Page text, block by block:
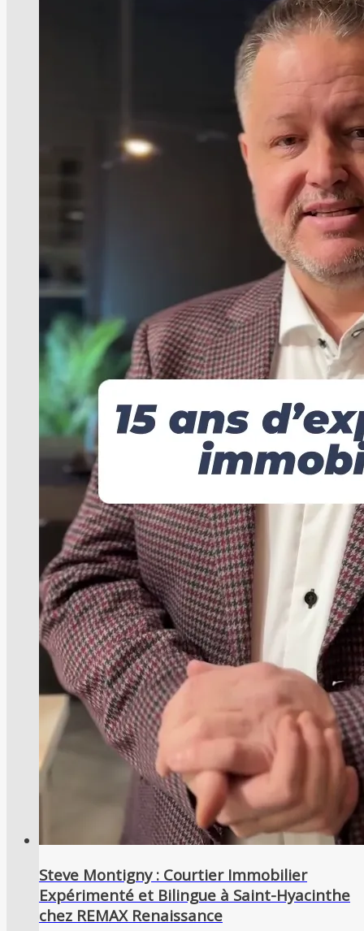
Steve Montigny : Courtier Immobilier
Expérimenté et Bilingue à Saint-Hyacinthe
chez REMAX Renaissance